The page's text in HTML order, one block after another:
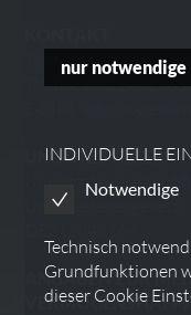
nur notwendige
INDIVIDUELLE
Notwendige
Technisch
Grundfunktionen
dieser Cookie
Telefon: 030 24627652
Telefax: 030
UMSATZSTEUER
Umsatzsteuer-
Umsatzsteuergesetz:
ANGABEN ZUR